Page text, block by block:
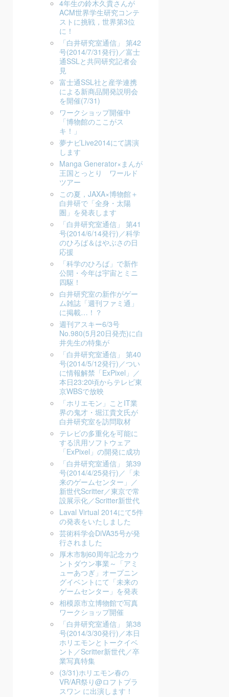
4年生の鈴木久貴さんが
ACM世界学生研究コンテ
ストに挑戦，世界第3位
に！
「白井研究室通信」 第42
号(2014/7/31発行)／富士
通SSLと共同研究記者会
見
富士通SSL社と産学連携
による新商品開発説明会
を開催(7/31)
ワークショップ開催中
「博物館のここがス
キ！」
夢ナビLive2014にて講演
します
Manga Generator×まんが
王国とっとり ワールド
ツアー
この夏，JAXA×博物館＋
白井研で「全身・太陽
圏」を発表します
「白井研究室通信」 第41
号(2014/6/14発行)／科学
のひろば＆はやぶさの日
応援
「科学のひろば」で新作
公開・今年は宇宙とミニ
四駆！
白井研究室の新作がゲー
ム雑誌「週刊ファミ通」
に掲載…！？
週刊アスキー6/3号
No.980(5月20日発売)に白
井先生の特集が
「白井研究室通信」 第40
号(2014/5/12発行)／つい
に情報解禁「ExPixel」／
本日23:20頃からテレビ東
京WBSで放映
「ホリエモン」ことIT業
界の鬼才・堀江貴文氏が
白井研究室を訪問取材
テレビの多重化を可能に
する汎用ソフトウェア
「ExPixel」の開発に成功
「白井研究室通信」 第39
号(2014/4/25発行)／「未
来のゲームセンター」／
新世代Scritter／東京で常
設展示化／Scritter新世代
Laval Virtual 2014にて5件
の発表をいたしました
芸術科学会DiVA35号が発
行されました
厚木市制60周年記念カウ
ントダウン事業～「アミ
ューあつぎ」オープニン
グイベントにて「未来の
ゲームセンター」を発表
相模原市立博物館で写真
ワークショップ開催
「白井研究室通信」 第38
号(2014/3/30発行)／本日
ホリエモンとトークイベ
ント／Scritter新世代／卒
業写真特集
(3/31)ホリエモン春の
VR/AR祭り@ロフトプラ
スワン に出演します！